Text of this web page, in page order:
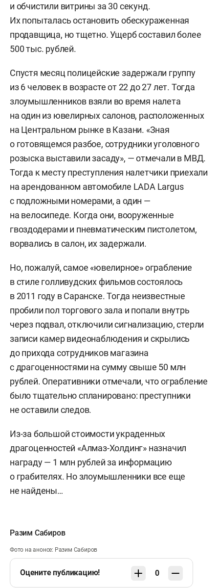
и обчистили витрины за 30 секунд.
Их попыталась остановить обескураженная
продавщица, но тщетно. Ущерб составил более
500 тыс. рублей.
Спустя месяц полицейские задержали группу
из 6 человек в возрасте от 22 до 27 лет. Тогда
злоумышленников взяли во время налета
на один из ювелирных салонов, расположенных
на Центральном рынке в Казани. «Зная
о готовящемся разбое, сотрудники уголовного
розыска выставили засаду», — отмечали в МВД.
Тогда к месту преступления налетчики приехали
на арендованном автомобиле LADA Largus
с подложными номерами, а один —
на велосипеде. Когда они, вооруженные
гвоздодерами и пневматическим пистолетом,
ворвались в салон, их задержали.
Но, пожалуй, самое «ювелирное» ограбление
в стиле голливудских фильмов состоялось
в 2011 году в Саранске. Тогда неизвестные
пробили пол торгового зала и попали внутрь
через подвал, отключили сигнализацию, стерли
записи камер видеонаблюдения и скрылись
до прихода сотрудников магазина
с драгоценностями на сумму свыше 50 млн
рублей. Оперативники отмечали, что ограбление
было тщательно спланировано: преступники
не оставили следов.
Из-за большой стоимости украденных
драгоценностей «Алмаз-Холдинг» назначил
награду — 1 млн рублей за информацию
о грабителях. Но злоумышленники все еще
не найдены…
Разим Сабиров
Фото на анонсе: Разим Сабиров
Оцените публикацию! 0